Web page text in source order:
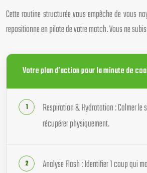
Cette routine structurée vous empêche de vous
repositionne en pilote de votre match. Vous ne
Votre plan d’action pour la minute de
Respiration & Hydratation : Calmer le
récupérer physiquement.
Analyse Flash : Identifier 1 coup qui